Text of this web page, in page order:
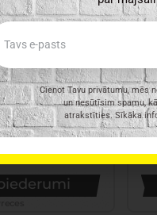
Cienot Tavu privātumu, mēs
un nesūtīsim spamu,
atrakstīties. Sīkāka